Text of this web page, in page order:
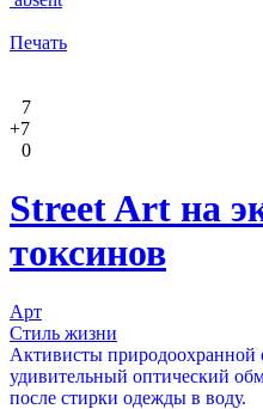
Печать
7
+7
0
Street Art на
токсинов
Арт
Стиль жизни
Активисты природоохранной
удивительный оптический
после стирки одежды в воду.